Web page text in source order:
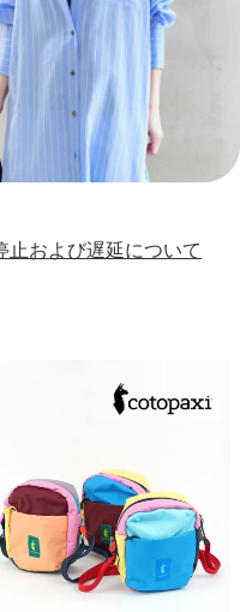
止および遅延について